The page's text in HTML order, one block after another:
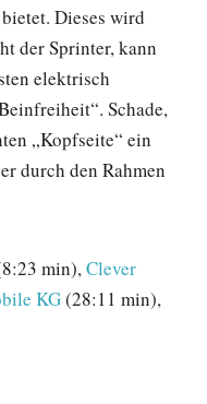
Dieses wird
der Sprinter, kann
elektrisch
Schade,
„Kopfseite“ ein
durch den Rahmen
min), Clever
KG(28:11 min),